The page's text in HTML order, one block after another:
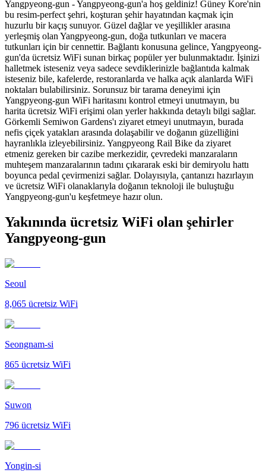
Yangpyeong-gun -Yangpyeong-gun'a hoş geldiniz! Güney Kore'nin
bu resim-perfect şehri, koşturan şehir hayatından kaçmak için
huzurlu bir kaçış sunuyor. Güzel dağlar ve yeşillikler arasına
yerleşmiş olan Yangpyeong-gun, doğa tutkunları ve macera
tutkunları için bir cennettir. Bağlantı konusuna gelince, Yangpyeong-
gun'da ücretsiz WiFi sunan birkaç popüler yer bulunmaktadır. İşinizi
halletmek isteseniz veya sadece sevdiklerinizle bağlantıda kalmak
isteseniz bile, kafelerde, restoranlarda ve halka açık alanlarda WiFi
noktaları bulabilirsiniz. Sorunsuz bir tarama deneyimi için
Yangpyeong-gun WiFi haritasını kontrol etmeyi unutmayın, bu
harita ücretsiz WiFi erişimi olan yerler hakkında detaylı bilgi sağlar.
Görkemli Semiwon Gardens'ı ziyaret etmeyi unutmayın, burada
nefis çiçek yatakları arasında dolaşabilir ve doğanın güzelliğini
hayranlıkla izleyebilirsiniz. Yangpyeong Rail Bike da ziyaret
etmeniz gereken bir cazibe merkezidir, çevredeki manzaraların
muhteşem manzaralarının tadını çıkararak eski bir demiryolu hattı
boyunca pedal çevirmenizi sağlar. Dolayısıyla, çantanızı hazırlayın
ve ücretsiz WiFi olanaklarıyla doğanın teknoloji ile buluştuğu
Yangpyeong-gun'u keşfetmeye hazır olun.
Yakınında ücretsiz WiFi olan şehirler
Yangpyeong-gun
Seoul
8,065 ücretsiz WiFi
Seongnam-si
865 ücretsiz WiFi
Suwon
796 ücretsiz WiFi
Yongin-si